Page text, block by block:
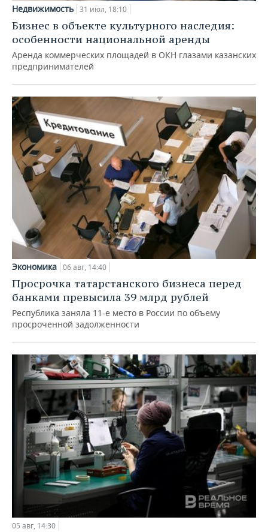
Недвижимость 31 июл, 18:10
Бизнес в объекте культурного наследия:
особенности национальной аренды
Аренда коммерческих площадей в ОКН глазами казанских
предпринимателей
Экономика 06 авг, 14:40
Просрочка татарстанского бизнеса перед
банками превысила 39 млрд рублей
Республика заняла 11-е место в России по объему
просроченной задолженности
05 авг, 14:30